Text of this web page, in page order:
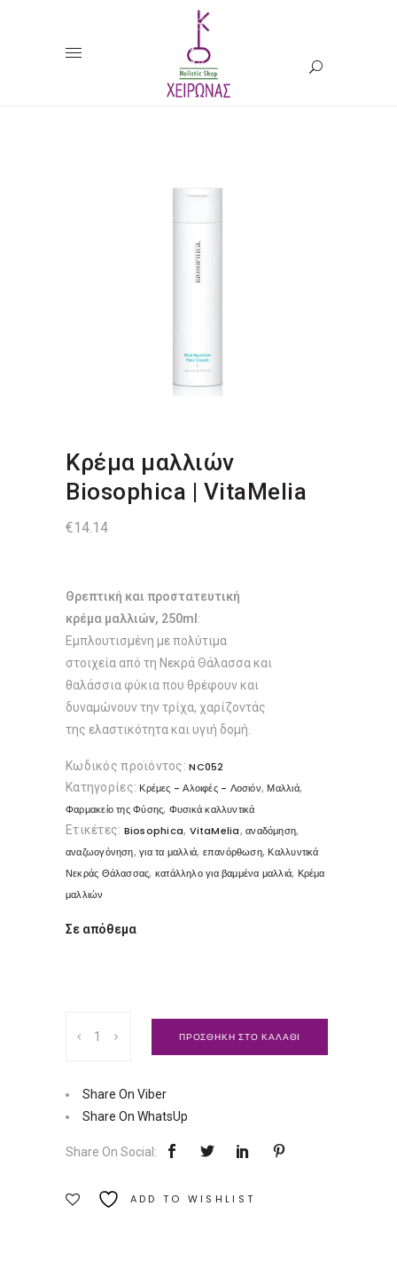
Κρέμα μαλλιών
Biosophica | VitaMelia
€14.14
Θρεπτική και προστατευτική
κρέμα μαλλιών, 250ml :
Εμπλουτισμένη με πολύτιμα
στοιχεία από τη Νεκρά Θάλασσα και
θαλάσσια φύκια που θρέφουν και
δυναμώνουν την τρίχα, χαρίζοντάς
της ελαστικότητα και υγιή δομή.
Κωδικός προϊόντος:NC052
Κατηγορίες: Κρέμες - Αλοιφές - Λοσιόν, Μαλλιά,
Φαρμακείο της Φύσης, Φυσικά καλλυντικά
Ετικέτες: Biosophica, VitaMelia,αναδόμηση,
αναζωογόνηση,για τα μαλλιά, επανόρθωση, Καλλυντικά
Νεκράς Θάλασσας, κατάλληλο για βαμμένα μαλλιά, Κρέμα
μαλλιών
Σε απόθεμα
μαλλιών
VitaMelia
ΠΡΟΣΘΗΚΗ ΣΤΟ ΚΑΛΑΘΙ
Share On Viber
Share On WhatsUp
Share On Social:
ADD TO WISHLIST